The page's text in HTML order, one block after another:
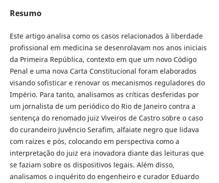
Resumo
Este artigo analisa como os casos relacionados à liberdade
profissional em medicina se desenrolavam nos anos iniciais
da Primeira República, contexto em que um novo Código
Penal e uma nova Carta Constitucional foram elaborados
visando sofisticar e renovar os mecanismos reguladores do
Império. Para tanto, analisamos as críticas desferidas por
um jornalista de um periódico do Rio de Janeiro contra a
sentença do renomado juiz Viveiros de Castro sobre o caso
do curandeiro Juvêncio Serafim, alfaiate negro que lidava
com raízes e pós, colocando em perspectiva como a
interpretação do juiz era inovadora diante das leituras que
se faziam sobre os dispositivos legais. Além disso,
analisamos o inquérito do engenheiro e curador Eduardo